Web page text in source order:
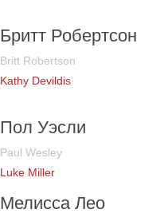
Бритт Робертсон
Britt Robertson
Kathy Devildis
Пол Уэсли
Paul Wesley
Luke Miller
Мелисса Лео